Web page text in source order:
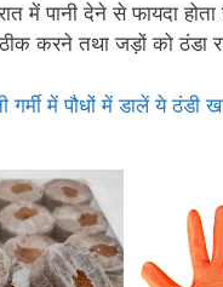
में पानी देने से फायदा
ठीक करने तथा जड़ों को
गर्मी में पौधों में डालें ये ठंडी